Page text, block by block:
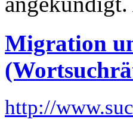
Migration
http://